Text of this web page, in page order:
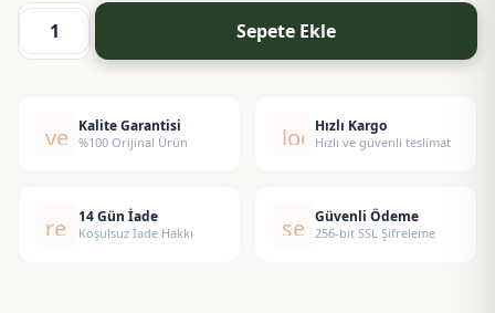
Armony
Sepete Ekle
verified
Kalite Garantisi
%100 Orijinal Ürün local_shipping
Hızlı Kargo
Hızlı ve güvenli teslimat
replay14 Gün İade
Koşulsuz İade Hakkı security
Güvenli Ödeme
256-bit SSL Şifreleme